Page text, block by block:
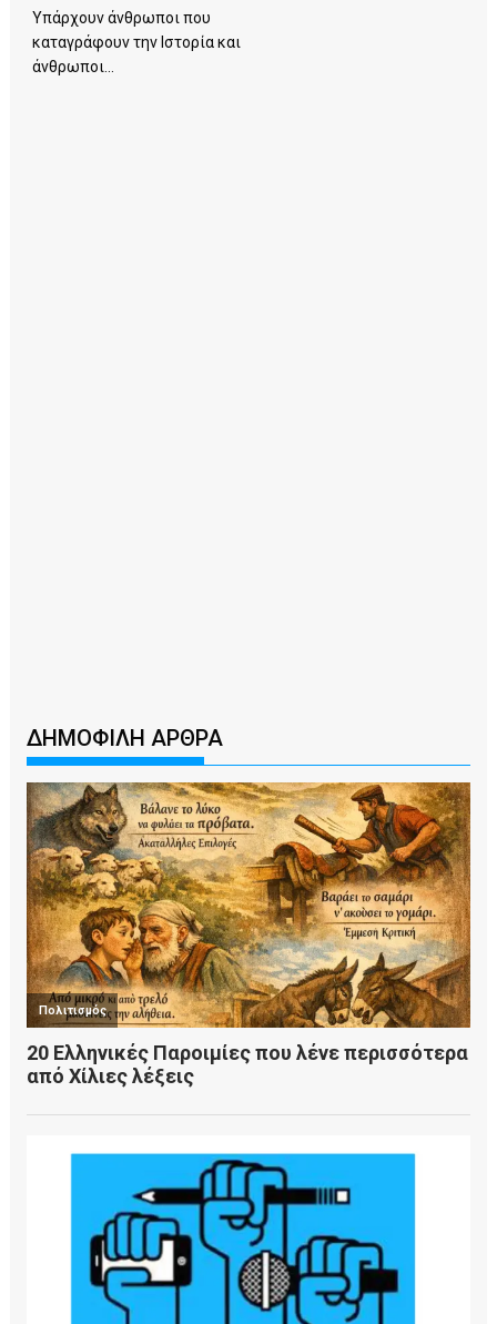
Υπάρχουν άνθρωποι που
καταγράφουν την Ιστορία και
άνθρωποι...
ΔΗΜΟΦΙΛΗ ΑΡΘΡΑ